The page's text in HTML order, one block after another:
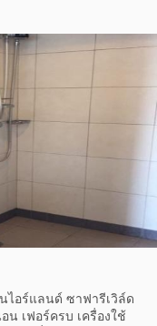
ไอร์แลนด์ ซาฟารีเวิล์ด
เฟอร์ครบ เครื่องใช้